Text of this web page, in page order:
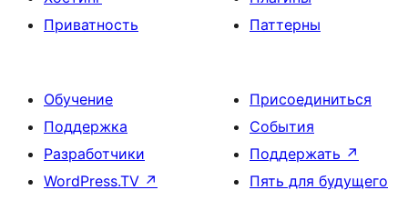
Приватность
Паттерны
Обучение
Поддержка
Разработчики
WordPress.TV ↗
Присоединиться
События
Поддержать ↗
Пять для будущего